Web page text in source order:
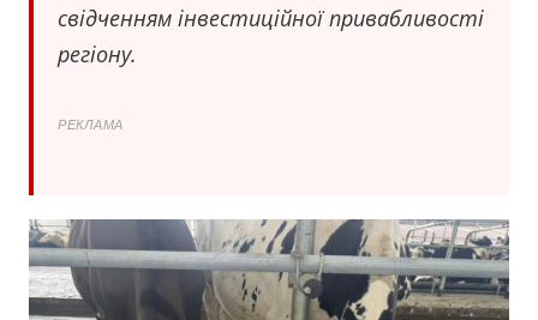
свідченням інвестиційної привабливості
регіону.
РЕКЛАМА